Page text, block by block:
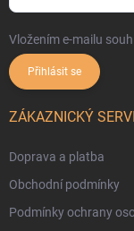
Vložením e-mailu
Přihlásit se
ZÁKAZNICKÝ
Doprava a platba
Obchodní podmínky
Podmínky ochrany